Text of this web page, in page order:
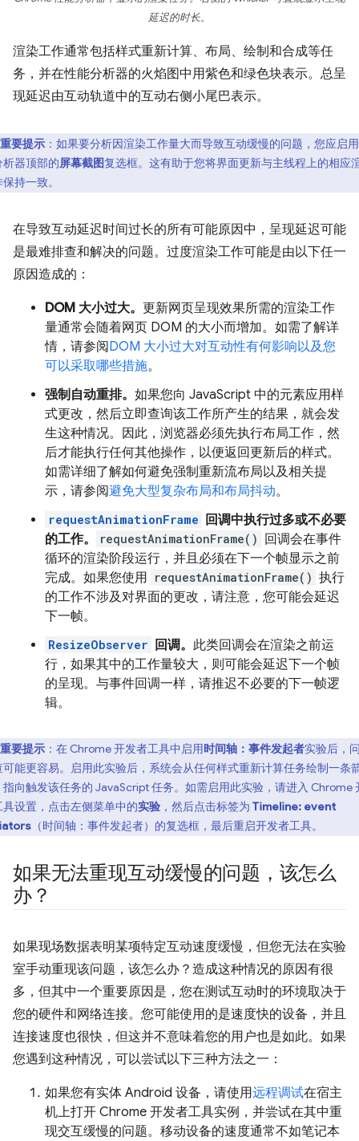
延迟的时长。
渲染工作通常包括样式重新计算、布局、绘制和合成等任
务，并在性能分析器的火焰图中用紫色和绿色块表示。总呈
现延迟由互动轨道中的互动右侧小尾巴表示。
重要提示 ：如果要分析因渲染工作量大而导致互动缓慢的问题，您应启
析器顶部的屏幕截图复选框。这有助于您将界面更新与主线程上的相应
持一致。
在导致互动延迟时间过长的所有可能原因中，呈现延迟可能
是最难排查和解决的问题。过度渲染工作可能是由以下任一
原因造成的：
DOM 大小过大。 更新网页呈现效果所需的渲染工作
量通常会随着网页 DOM 的大小而增加。如需了解详
情，请参阅DOM 大小过大对互动性有何影响以及您
可以采取哪些措施。
强制自动重排。 如果您向 JavaScript 中的元素应用样
式更改，然后立即查询该工作所产生的结果，就会发
生这种情况。因此，浏览器必须先执行布局工作，然
后才能执行任何其他操作，以便返回更新后的样式。
如需详细了解如何避免强制重新流布局以及相关提
示，请参阅避免大型复杂布局和布局抖动。
requestAnimationFrame
回调中执行过多或不必要
的工作。
requestAnimationFrame()
回调会在事件
循环的渲染阶段运行，并且必须在下一个帧显示之前
完成。如果您使用 requestAnimationFrame() 执行
的工作不涉及对界面的更改，请注意，您可能会延迟
下一帧。
ResizeObserver 回调。 此类回调会在渲染之前运
行，如果其中的工作量较大，则可能会延迟下一个帧
的呈现。与事件回调一样，请推迟不必要的下一帧逻
辑。
重要提示 ：在 Chrome 开发者工具中启用时间轴：事件发起者实验后，
可能更容易。启用此实验后，系统会从任何样式重新计算任务绘制一条
指向触发该任务的 JavaScript 任务。如需启用此实验，请进入 Chrome
具设置，点击左侧菜单中的实验 ，然后点击标签为 Timeline: event
（时间轴：事件发起者）的复选框，最后重启开发者工具。
如果无法重现互动缓慢的问题，该怎么
办？
如果现场数据表明某项特定互动速度缓慢，但您无法在实验
室手动重现该问题，该怎么办？造成这种情况的原因有很
多，但其中一个重要原因是，您在测试互动时的环境取决于
您的硬件和网络连接。您可能使用的是速度快的设备，并且
连接速度也很快，但这并不意味着您的用户也是如此。如果
您遇到这种情况，可以尝试以下三种方法之一：
如果您有实体 Android 设备，请使用远程调试在宿主
机上打开 Chrome 开发者工具实例，并尝试在其中重
现交互缓慢的问题。移动设备的速度通常不如笔记本